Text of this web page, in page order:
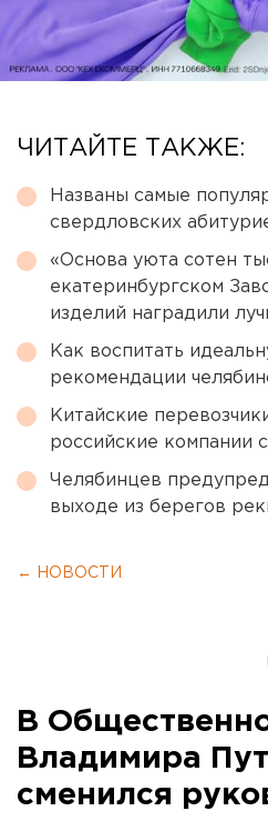
ЧИТАЙТЕ ТАКЖЕ:
Названы самые
свердловских
«Основа уюта сотен
екатеринбургском
изделий наградили
Как воспитать
рекомендации
Китайские
российские компании
Челябинцев
выходе из берегов
← НОВОСТИ
В
Владимира
сменился